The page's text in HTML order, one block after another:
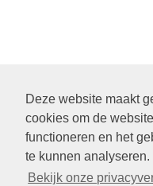
Deze website maakt
cookies om de
functioneren en het
te kunnen analyseren.
Bekijk onze